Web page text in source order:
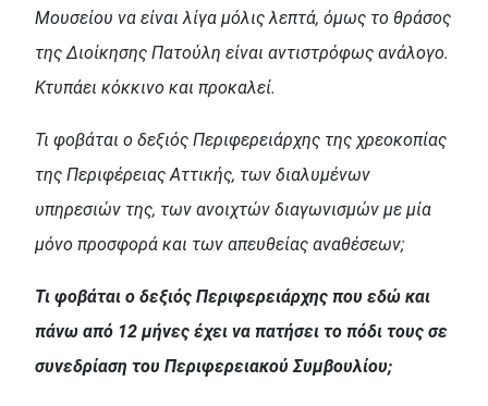
Μουσείου να είναι λίγα μόλις λεπτά, όμως το θράσος
της Διοίκησης Πατούλη είναι αντιστρόφως ανάλογο.
Κτυπάει κόκκινο και προκαλεί.
Τι φοβάται ο δεξιός Περιφερειάρχης της χρεοκοπίας
της Περιφέρειας Αττικής, των διαλυμένων
υπηρεσιών της, των ανοιχτών διαγωνισμών με μία
μόνο προσφορά και των απευθείας αναθέσεων;
Τι φοβάται ο δεξιός Περιφερειάρχης που εδώ και
πάνω από 12 μήνες έχει να πατήσει το πόδι τους σε
συνεδρίαση του Περιφερειακού Συμβουλίου;